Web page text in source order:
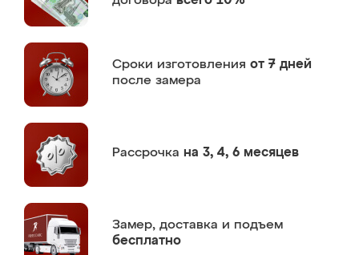
Сроки изготовления от 7 дней
после замера
Рассрочка на 3, 4, 6 месяцев
Замер, доставка и подъем
бесплатно